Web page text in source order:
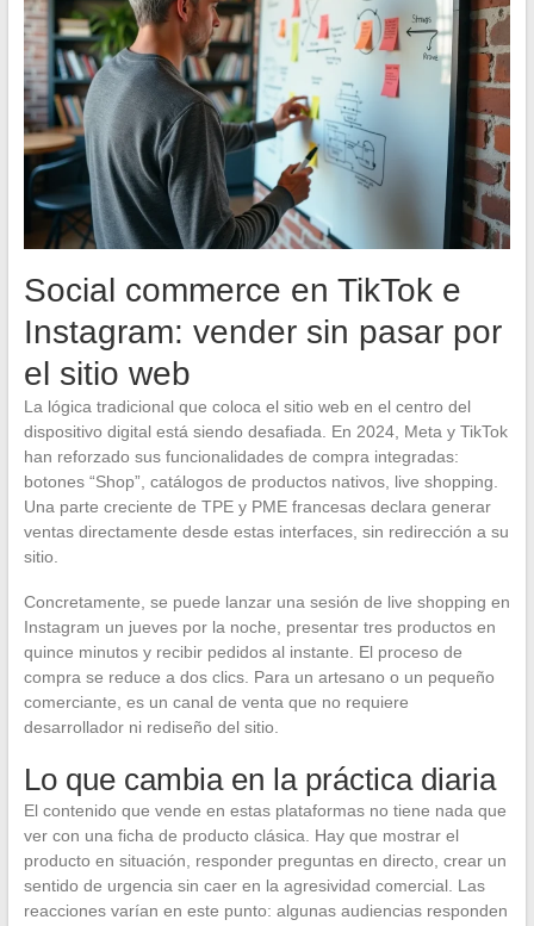
Social commerce en TikTok e
Instagram: vender sin pasar por
el sitio web
La lógica tradicional que coloca el sitio web en el centro del
dispositivo digital está siendo desafiada. En 2024, Meta y TikTok
han reforzado sus funcionalidades de compra integradas:
botones “Shop”, catálogos de productos nativos, live shopping.
Una parte creciente de TPE y PME francesas declara generar
ventas directamente desde estas interfaces, sin redirección a su
sitio.
Concretamente, se puede lanzar una sesión de live shopping en
Instagram un jueves por la noche, presentar tres productos en
quince minutos y recibir pedidos al instante. El proceso de
compra se reduce a dos clics. Para un artesano o un pequeño
comerciante, es un canal de venta que no requiere
desarrollador ni rediseño del sitio.
Lo que cambia en la práctica diaria
El contenido que vende en estas plataformas no tiene nada que
ver con una ficha de producto clásica. Hay que mostrar el
producto en situación, responder preguntas en directo, crear un
sentido de urgencia sin caer en la agresividad comercial. Las
reacciones varían en este punto: algunas audiencias responden